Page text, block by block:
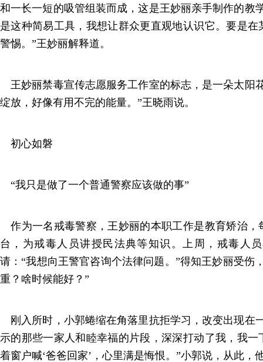
和一长一短的吸管组装而成，这是王妙丽亲手制作的教
是这种简易工具，我想让群众更直观地认识它。要是
警惕。”王妙丽解释道。
王妙丽禁毒宣传志愿服务工作室的标志，是一朵太阳
绽放，好像有用不完的能量。”王晓雨说。
初心如磐
“我只是做了一个普通警察应该做的事”
作为一名戒毒警察，王妙丽的本职工作是教育矫治，
台，为戒毒人员讲授民法典等知识。上周，戒毒人
请：“我想向王警官咨询个法律问题。”得知王妙丽受伤
重？啥时候能好？”
刚入所时，小郭蜷缩在角落里抗拒学习，改变出现在
示的那些一家人和睦幸福的片段，深深打动了我，我
着窗户喊‘爸爸回家’，心里满是悔恨。”小郭说，从此，